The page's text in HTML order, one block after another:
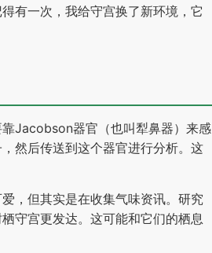
有一次，我给守宫换了新环境，它
Jacobson器官（也叫犁鼻器）来感
然后传送到这个器官进行分析。这
，但其实是在收集气味资讯。研究
守宫更发达。这可能和它们的栖息